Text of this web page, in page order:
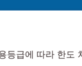
등급에 따라 한도